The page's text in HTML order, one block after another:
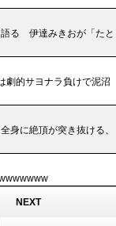
語る 伊達みきおが「たと
劇的サヨナラ負けで泥沼
身に絶頂が突き抜ける、
NEXT